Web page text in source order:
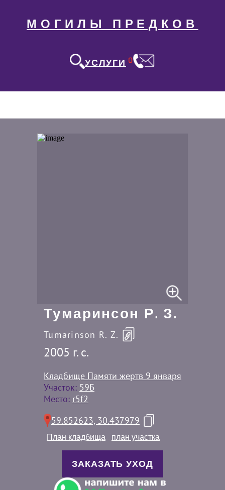
МОГИЛЫ ПРЕДКОВ
УСЛУГИ 0
Тумаринсон Р. З.
Tumarinson R. Z.
2005 г. c.
Кладбище Памяти жертв 9 января
Участок: 59Б
Место: r5f2
59.852623, 30.437979
План кладбища план участка
ЗАКАЗАТЬ УХОД